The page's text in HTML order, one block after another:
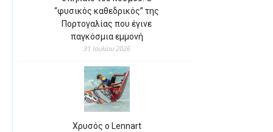
“φυσικός καθεδρικός” της
Πορτογαλίας που έγινε
παγκόσμια εμμονή
31 Ιουλίου 2026
Χρυσός ο Lennart